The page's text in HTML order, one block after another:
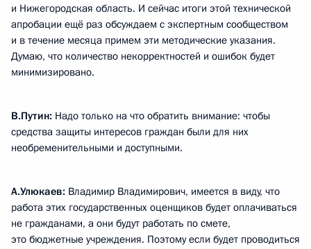
и Нижегородская область. И сейчас итоги этой технической
апробации ещё раз обсуждаем с экспертным сообществом
и в течение месяца примем эти методические указания.
Думаю, что количество некорректностей и ошибок будет
минимизировано.
В.Путин: Надо только на что обратить внимание: чтобы
средства защиты интересов граждан были для них
необременительными и доступными.
А.Улюкаев: Владимир Владимирович, имеется в виду, что
работа этих государственных оценщиков будет оплачиваться
не гражданами, а они будут работать по смете,
это бюджетные учреждения. Поэтому если будет проводиться